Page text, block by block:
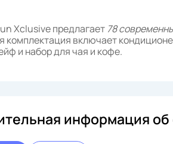
Xclusive предлагает 78
комплектация включает
и набор для чая и кофе.
информация об